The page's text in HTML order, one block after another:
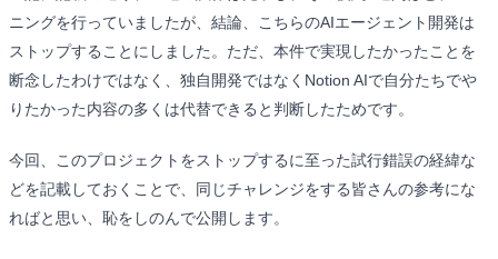
ニングを行っていましたが、結論、こちらのAIエージェント開発は
ストップすることにしました。ただ、本件で実現したかったことを
断念したわけではなく、独自開発ではなくNotion AIで自分たちでや
りたかった内容の多くは代替できると判断したためです。
今回、このプロジェクトをストップするに至った試行錯誤の経緯な
どを記載しておくことで、同じチャレンジをする皆さんの参考にな
ればと思い、恥をしのんで公開します。